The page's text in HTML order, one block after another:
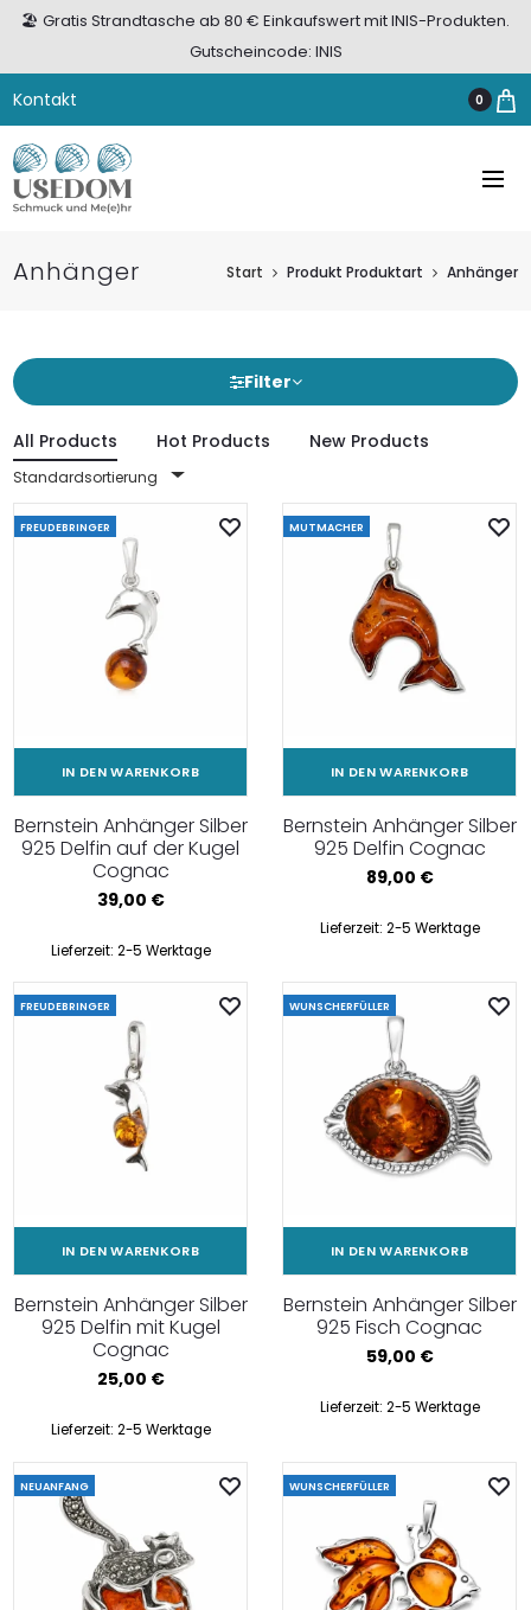
🏖️ Gratis Strandtasche ab 80 € Einkaufswert mit INIS-Produkten.
Gutscheincode: INIS
Kontakt 0
Anhänger Start Produkt Produktart Anhänger
Filter
All Products Hot Products New Products
Standardsortierung
FREUDEBRINGER
IN DEN WARENKORB
Bernstein Anhänger Silber
925 Delfin auf der Kugel
Cognac
39,00 €
Lieferzeit: 2-5 Werktage
MUTMACHER
IN DEN WARENKORB
Bernstein Anhänger Silber
925 Delfin Cognac
89,00 €
Lieferzeit: 2-5 Werktage
FREUDEBRINGER
IN DEN WARENKORB
Bernstein Anhänger Silber
925 Delfin mit Kugel
Cognac
25,00 €
Lieferzeit: 2-5 Werktage
WUNSCHERFÜLLER
IN DEN WARENKORB
Bernstein Anhänger Silber
925 Fisch Cognac
59,00 €
Lieferzeit: 2-5 Werktage
NEUANFANG WUNSCHERFÜLLER